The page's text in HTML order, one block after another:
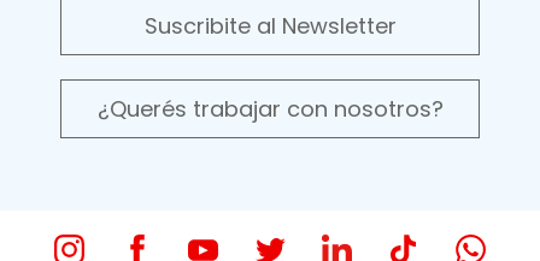
Suscribite al Newsletter
¿Querés trabajar con nosotros?